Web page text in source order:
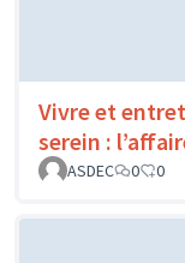
Vivre et
serein :
ASDEC
0 0